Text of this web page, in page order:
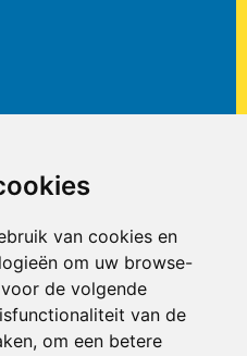
van cookies en
om uw browse-
de volgende
van de
, om een betere
VAN